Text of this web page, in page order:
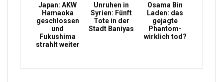
Japan: AKW
Hamaoka
geschlossen
und
Fukushima
strahlt weiter
Unruhen in
Syrien: Fünft
Tote in der
Stadt Baniyas
Osama Bin
Laden: das
gejagte
Phantom-
wirklich tod?